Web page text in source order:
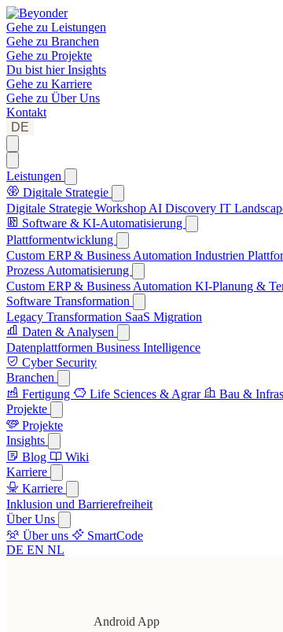
Gehe zu Leistungen
Gehe zu Branchen
Gehe zu Projekte
Du bist hierInsights
Gehe zu Karriere
Gehe zu Über Uns
Kontakt
DE
Leistungen
Digitale Strategie
Digitale Strategie Workshop AI Discovery IT
Software & KI-Automatisierung
Plattformentwicklung
Custom ERP & Business Automation Industrien
Prozess Automatisierung
Custom ERP & Business Automation KI-Planung &
Software Transformation
Legacy Transformation SaaS Migration
Daten & Analysen
Datenplattformen Business Intelligence
Cyber Security
Branchen
Fertigung
Life Sciences & Agrar Bau &
Projekte
Projekte
Insights
Blog
Wiki
Karriere
Karriere
Inklusion und Barrierefreiheit
Über Uns
Über uns
SmartCode
DE EN NL
Android App